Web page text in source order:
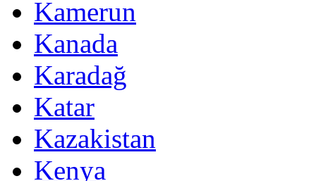
Kamerun
Kanada
Karadağ
Katar
Kazakistan
Kenya